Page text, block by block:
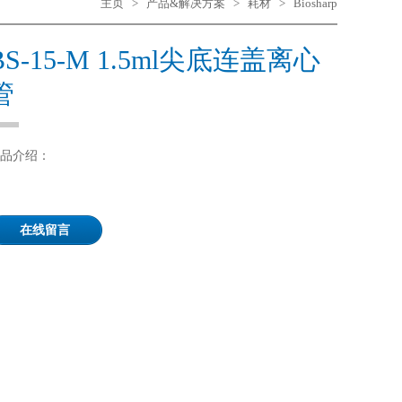
主页 > 产品&解决方案 > 耗材 > Biosharp
15-M 1.5ml尖底连盖离心
介绍：
在线留言